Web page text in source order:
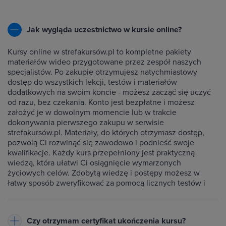
Jak wygląda uczestnictwo w kursie online?
Kursy online w strefakursów.pl to kompletne pakiety
materiałów wideo przygotowane przez zespół naszych
specjalistów. Po zakupie otrzymujesz natychmiastowy
dostęp do wszystkich lekcji, testów i materiałów
dodatkowych na swoim koncie - możesz zacząć się uczyć
od razu, bez czekania. Konto jest bezpłatne i możesz
założyć je w dowolnym momencie lub w trakcie
dokonywania pierwszego zakupu w serwisie
strefakursów.pl. Materiały, do których otrzymasz dostęp,
pozwolą Ci rozwinąć się zawodowo i podnieść swoje
kwalifikacje. Każdy kurs przepełniony jest praktyczną
wiedzą, która ułatwi Ci osiągnięcie wymarzonych
życiowych celów. Zdobytą wiedzę i postępy możesz w
łatwy sposób zweryfikować za pomocą licznych testów i
Czy otrzymam certyfikat ukończenia kursu?